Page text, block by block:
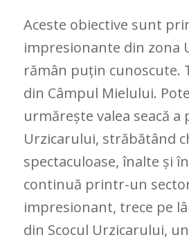
Aceste obiective sunt
impresionante din zona
rămân puțin cunoscute.
din Câmpul Mielului.
urmărește valea seacă a
Urzicarului, străbătând
spectaculoase, înalte și
continuă printr-un
impresionant, trece pe
din Scocul Urzicarului,